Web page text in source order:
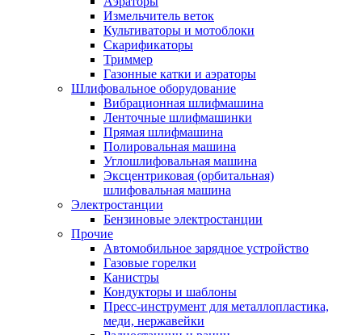
Измельчитель веток
Культиваторы и мотоблоки
Скарификаторы
Триммер
Газонные катки и аэраторы
Шлифовальное оборудование
Вибрационная шлифмашина
Ленточные шлифмашинки
Прямая шлифмашина
Полировальная машина
Углошлифовальная машина
Эксцентриковая (орбитальная)
шлифовальная машина
Электростанции
Бензиновые электростанции
Прочие
Автомобильное зарядное устройство
Газовые горелки
Канистры
Кондукторы и шаблоны
Пресс-инструмент для металлопластика,
меди, нержавейки